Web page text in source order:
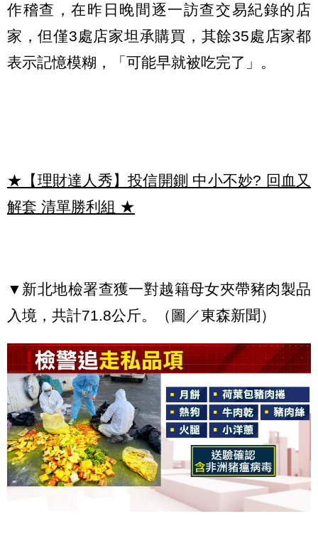
作稽查，在昨日晚間逐一訪查交易紀錄的店
家，但僅3處店家坦承購買，其餘35處店家都
表示記憶模糊，「可能早就被吃完了」。
★【理財達人秀】投信開鍘 中小不妙? 回血又
解套 清單勝利組 ★
▼新北地檢署查獲一對越籍母女夾帶豬肉製品
入境，共計71.8公斤。（圖／東森新聞）